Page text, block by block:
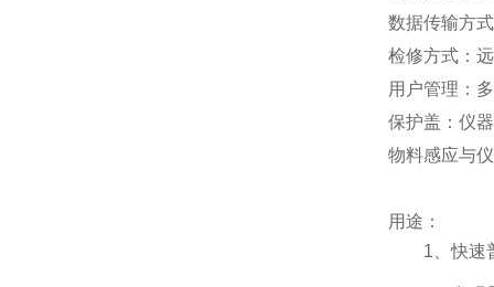
数据传输方
检修方式：
用户管理：
保护盖：仪
物料感应与
用途：
1、快速